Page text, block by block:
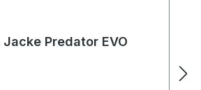
Predator EVO